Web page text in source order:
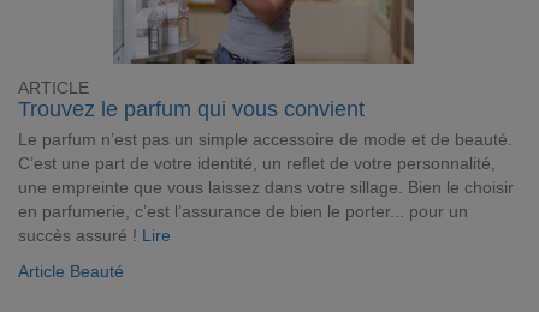
ARTICLE
Trouvez le parfum qui vous convient
Le parfum n’est pas un simple accessoire de mode et de beauté.
C’est une part de votre identité, un reflet de votre personnalité,
une empreinte que vous laissez dans votre sillage. Bien le choisir
en parfumerie, c’est l’assurance de bien le porter... pour un
succès assuré ! Lire
Article Beauté